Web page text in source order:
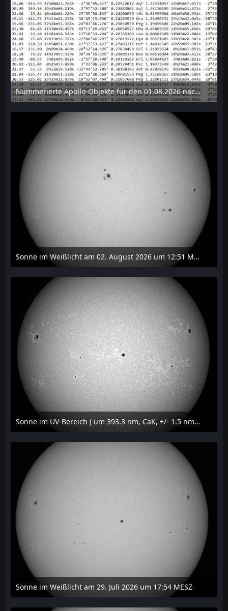
Nummerierte Apollo-Objekte für den 01.08.2026 nach Erdabstand sortiert, nur die ersten der 1910 Objekte angezeigt
6. August 2026 um 15:14
Sonne im Weißlicht am 02. August 2026 um 12:51 MESZ
2. August 2026 um 16:37
Sonne im UV-Bereich ( um 393.3 nm, CaK, +/- 1.5 nm) am 29. Juli 2026 um 17:59 MESZ
31. Juli 2026 um 20:03
Sonne im Weißlicht am 29. Juli 2026 um 17:54 MESZ
31. Juli 2026 um 20:03